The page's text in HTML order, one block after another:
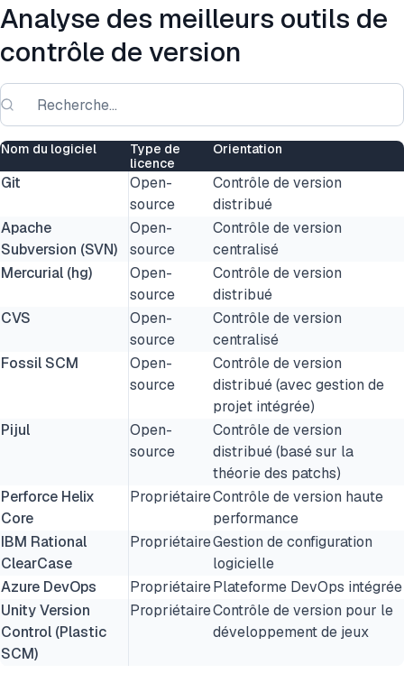
Analyse des meilleurs outils de
contrôle de version
Nom du logiciel
Type de
licence
Orientation
Git
Open-
source
Contrôle de version
distribué
Apache
Subversion (SVN)
Open-
source
Contrôle de version
centralisé
Mercurial (hg)
Open-
source
Contrôle de version
distribué
CVS
Open-
source
Contrôle de version
centralisé
Fossil SCM
Open-
source
Contrôle de version
distribué (avec gestion de
projet intégrée)
Pijul
Open-
source
Contrôle de version
distribué (basé sur la
théorie des patchs)
Perforce Helix
Core
PropriétaireContrôle de version haute
performance
IBM Rational
ClearCase
PropriétaireGestion de configuration
logicielle
Azure DevOps
PropriétairePlateforme DevOps intégrée
Unity Version
Control (Plastic
SCM)
PropriétaireContrôle de version pour le
développement de jeux